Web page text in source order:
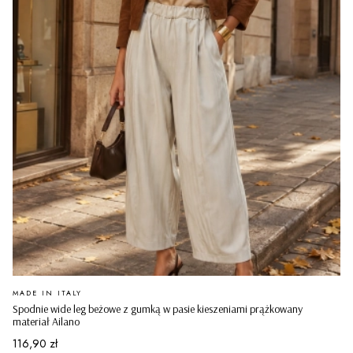
Spodnie wide leg beżowe z gumką w pasie kieszeniami prążkowany
materiał Ailano
PRODUCENT
MADE IN ITALY
Cena
116,90 zł